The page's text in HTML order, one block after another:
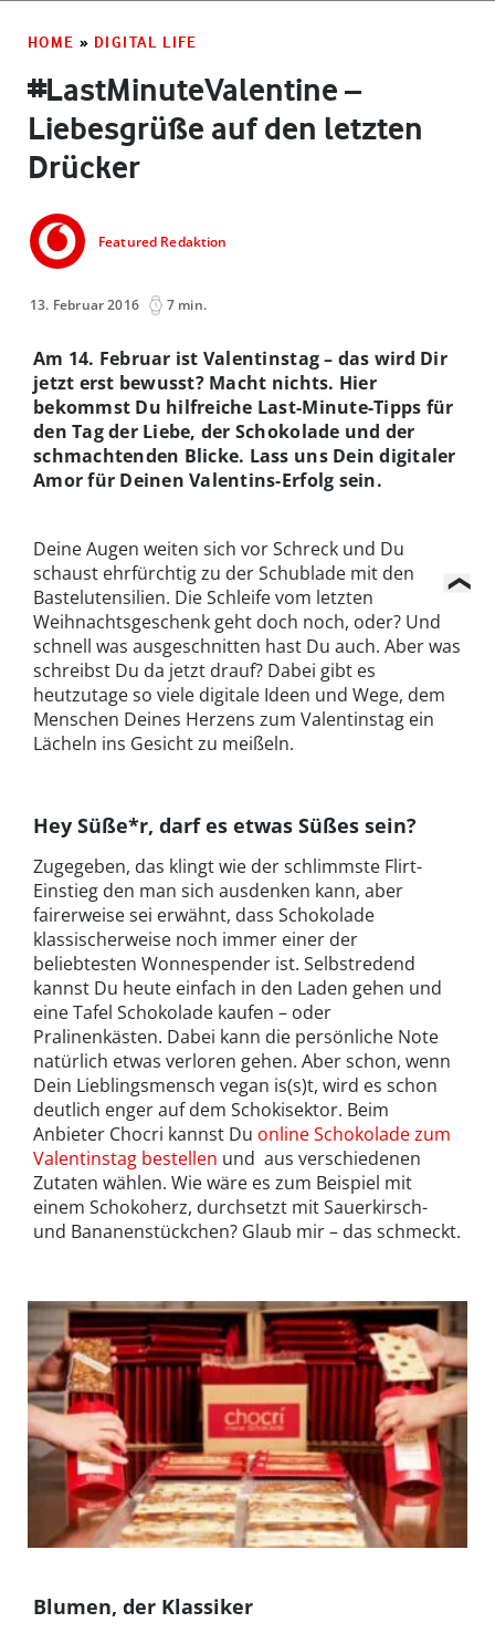
HOME » DIGITAL LIFE
#LastMinuteValentine –
Liebesgrüße auf den letzten
Drücker
Featured Redaktion
13. Februar 2016 7 min.
Am 14. Februar ist Valentinstag – das wird Dir
jetzt erst bewusst? Macht nichts. Hier
bekommst Du hilfreiche Last-Minute-Tipps für
den Tag der Liebe, der Schokolade und der
schmachtenden Blicke. Lass uns Dein digitaler
Amor für Deinen Valentins-Erfolg sein.
Deine Augen weiten sich vor Schreck und Du
schaust ehrfürchtig zu der Schublade mit den
Bastelutensilien. Die Schleife vom letzten
Weihnachtsgeschenk geht doch noch, oder? Und
schnell was ausgeschnitten hast Du auch. Aber was
schreibst Du da jetzt drauf? Dabei gibt es
heutzutage so viele digitale Ideen und Wege, dem
Menschen Deines Herzens zum Valentinstag ein
Lächeln ins Gesicht zu meißeln.
Hey Süße*r, darf es etwas Süßes sein?
Zugegeben, das klingt wie der schlimmste Flirt-
Einstieg den man sich ausdenken kann, aber
fairerweise sei erwähnt, dass Schokolade
klassischerweise noch immer einer der
beliebtesten Wonnespender ist. Selbstredend
kannst Du heute einfach in den Laden gehen und
eine Tafel Schokolade kaufen – oder
Pralinenkästen. Dabei kann die persönliche Note
natürlich etwas verloren gehen. Aber schon, wenn
Dein Lieblingsmensch vegan is(s)t, wird es schon
deutlich enger auf dem Schokisektor. Beim
Anbieter Chocri kannst Du online Schokolade zum
Valentinstag bestellen und aus verschiedenen
Zutaten wählen. Wie wäre es zum Beispiel mit
einem Schokoherz, durchsetzt mit Sauerkirsch-
und Bananenstückchen? Glaub mir – das schmeckt.
Blumen, der Klassiker